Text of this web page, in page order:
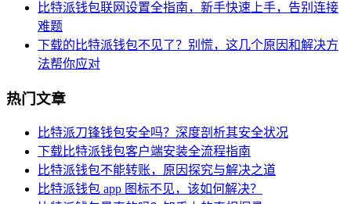
比特派钱包联网设置全指南，新手快速上手，告别连接
难题
下载的比特派钱包不见了？别慌，这几个原因和解决方
法帮你应对
热门文章
比特派刀锋钱包安全吗？深度剖析其安全状况
下载比特派钱包客户端安装全流程指南
比特派钱包不能转账，原因探究与解决之道
比特派钱包 app 图标不见，该如何解决？